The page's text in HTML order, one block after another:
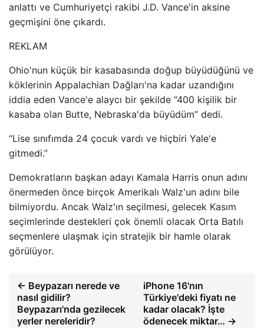
anlattı ve Cumhuriyetçi rakibi J.D. Vance'in aksine
geçmişini öne çıkardı.
REKLAM
Ohio'nun küçük bir kasabasında doğup büyüdüğünü ve
köklerinin Appalachian Dağları'na kadar uzandığını
iddia eden Vance'e alaycı bir şekilde “400 kişilik bir
kasaba olan Butte, Nebraska'da büyüdüm” dedi.
“Lise sınıfımda 24 çocuk vardı ve hiçbiri Yale'e
gitmedi.”
Demokratların başkan adayı Kamala Harris onun adını
önermeden önce birçok Amerikalı Walz'un adını bile
bilmiyordu. Ancak Walz'ın seçilmesi, gelecek Kasım
seçimlerinde destekleri çok önemli olacak Orta Batılı
seçmenlere ulaşmak için stratejik bir hamle olarak
görülüyor.
← Beypazarı nerede ve
nasıl gidilir?
Beypazarı'nda gezilecek
yerler nereleridir?
iPhone 16'nın
Türkiye'deki fiyatı ne
kadar olacak? İşte
ödenecek miktar… →